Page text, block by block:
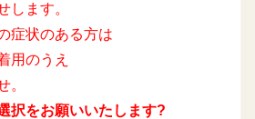
します。
症状のある方は
用のうえ
。
択をお願いいたします?